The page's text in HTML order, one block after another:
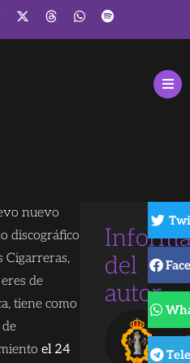
nuevo
discográfico
Cigarreras,
de
tiene como
el 24
del
autor